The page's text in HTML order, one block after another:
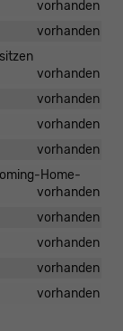
vorhanden
vorhanden
vorhanden
vorhanden
vorhanden
vorhanden
Home-
vorhanden
vorhanden
vorhanden
vorhanden
vorhanden